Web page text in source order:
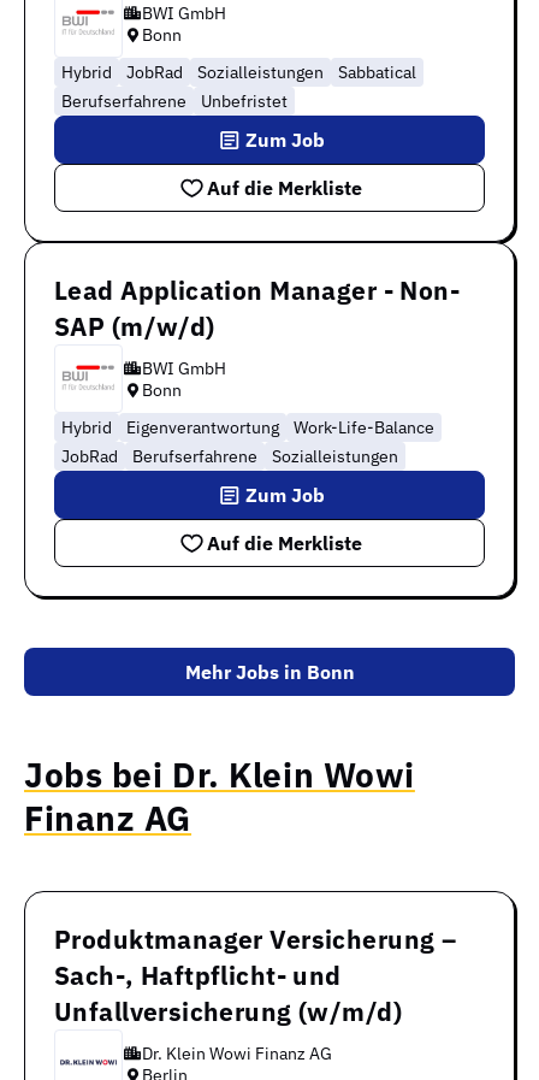
BWI GmbH
Bonn
Hybrid
JobRad Sozialleistungen
Sabbatical
Berufserfahrene
Unbefristet
Auf die Merkliste
Zum Job
Lead Application Manager - Non-
SAP (m/w/d)
BWI GmbH
Bonn
Hybrid
Eigenverantwortung
Work-Life-Balance
JobRad
Berufserfahrene Sozialleistungen
Auf die Merkliste
Zum Job
Mehr Jobs in Bonn
Jobs bei Dr. Klein Wowi
Finanz AG
Produktmanager Versicherung –
Sach-, Haftpflicht- und
Unfallversicherung (w/m/d)
Dr. Klein Wowi Finanz AG
Berlin